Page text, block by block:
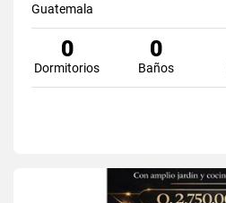
Guatemala
0
Dormitorios
0
Baños